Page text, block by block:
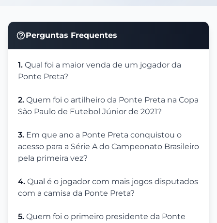
Perguntas Frequentes
1. Qual foi a maior venda de um jogador da
Ponte Preta?
2. Quem foi o artilheiro da Ponte Preta na Copa
São Paulo de Futebol Júnior de 2021?
3. Em que ano a Ponte Preta conquistou o
acesso para a Série A do Campeonato Brasileiro
pela primeira vez?
4. Qual é o jogador com mais jogos disputados
com a camisa da Ponte Preta?
5. Quem foi o primeiro presidente da Ponte